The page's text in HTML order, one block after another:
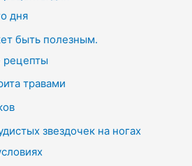
дня
быть полезным.
рецепты
травами
звездочек на ногах